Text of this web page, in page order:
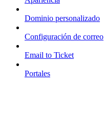
Dominio personalizado
Configuración de correo
Email to Ticket
Portales